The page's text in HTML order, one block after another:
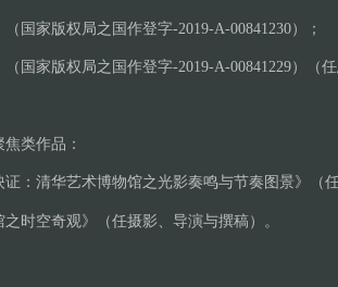
国家版权局之国作登字-2019-A-00841230）；
国家版权局之国作登字-2019-A-00841229）（
类作品：
证：清华艺术博物馆之光影奏鸣与节奏图景》（
之时空奇观》（任摄影、导演与撰稿）。